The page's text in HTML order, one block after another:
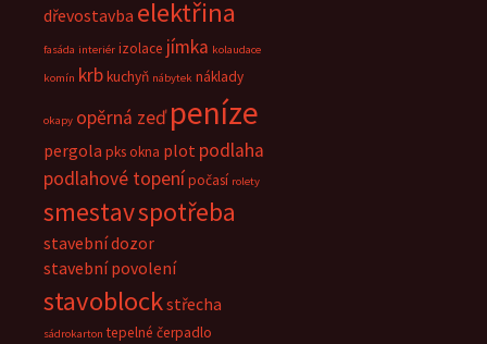
dřevostavba elektřina
fasáda interiér izolace jímka kolaudace
komín krbkuchyň nábytek náklady
okapy opěrná zeď peníze
pergola pks okna plot podlaha
podlahové topenípočasí rolety
smestavspotřeba
stavební dozor
stavební povolení
stavoblockstřecha
sádrokarton tepelné čerpadlo